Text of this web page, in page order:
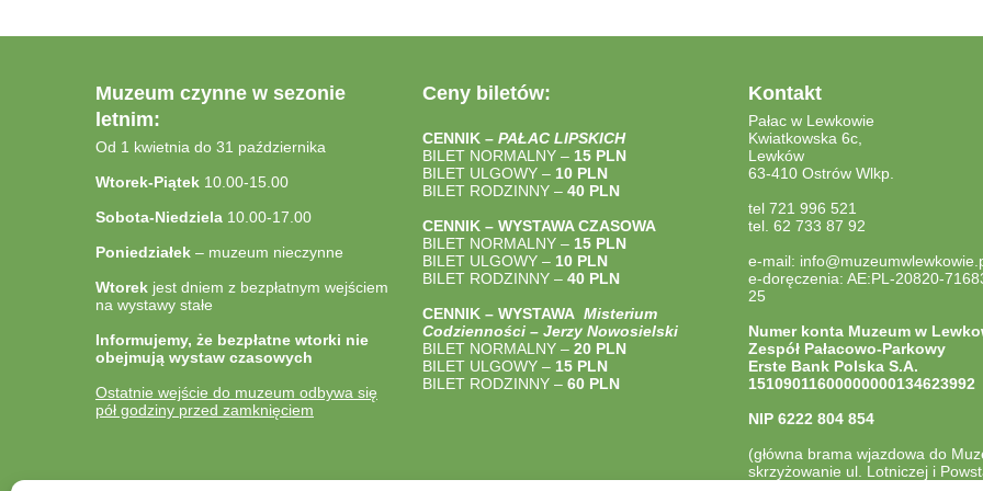
Muzeum czynne w sezonie
letnim:
Od 1 kwietnia do 31 października
Wtorek-Piątek 10.00-15.00
Sobota-Niedziela 10.00-17.00
Poniedziałek – muzeum nieczynne
Wtorek jest dniem z bezpłatnym wejściem
na wystawy stałe
Informujemy, że bezpłatne wtorki nie
obejmują wystaw czasowych
Ostatnie wejście do muzeum odbywa się
pół godziny przed zamknięciem
Ceny biletów:
CENNIK – PAŁAC LIPSKICH
BILET NORMALNY – 15 PLN
BILET ULGOWY – 10 PLN
BILET RODZINNY – 40PLN
CENNIK – WYSTAWA CZASOWA
BILET NORMALNY –15 PLN
BILET ULGOWY –10 PLN
BILET RODZINNY –40PLN
CENNIK – WYSTAWA Misterium
Codzienności – Jerzy Nowosielski
BILET NORMALNY – 20 PLN
BILET ULGOWY – 15 PLN
BILET RODZINNY – 60 PLN
Kontakt
Pałac w Lewkowie
Kwiatkowska 6c,
Lewków
63-410 Ostrów Wlkp.
tel 721 996 521
tel. 62 733 87 92
e-mail:
e-doręczenia: AE:PL-20820-
25
Numer konta Muzeum w
Zespół Pałacowo-Parkowy
Erste Bank Polska S.A.
15109011600000000134623992
NIP 6222 804 854
(główna brama wjazdowa do
skrzyżowanie ul. Lotniczej i